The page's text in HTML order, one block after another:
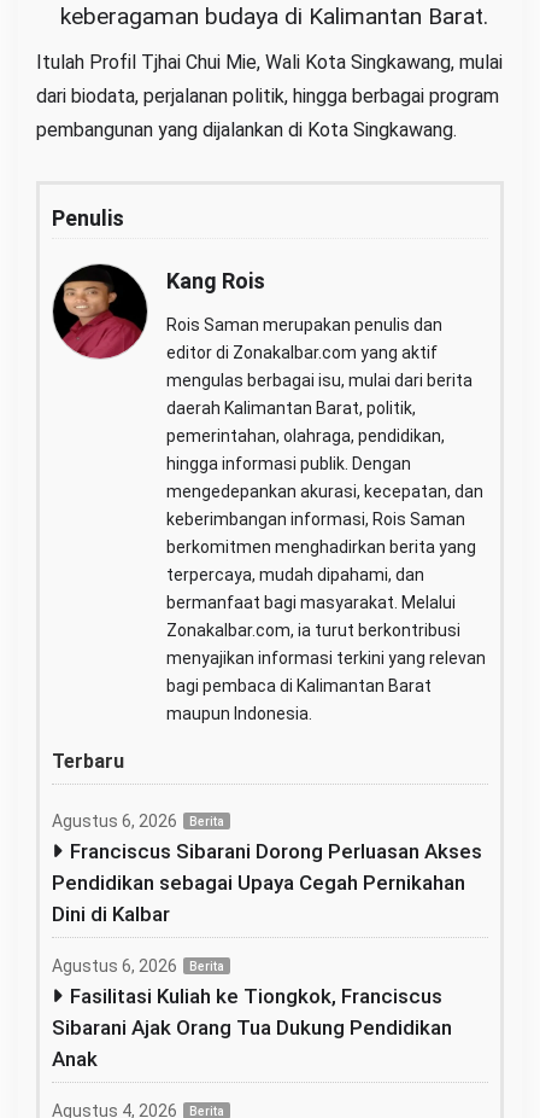
keberagaman budaya di Kalimantan Barat.
Itulah Profil Tjhai Chui Mie, Wali Kota Singkawang, mulai
dari biodata, perjalanan politik, hingga berbagai program
pembangunan yang dijalankan di Kota Singkawang.
Penulis
Kang Rois
Rois Saman merupakan penulis dan
editor di Zonakalbar.com yang aktif
mengulas berbagai isu, mulai dari berita
daerah Kalimantan Barat, politik,
pemerintahan, olahraga, pendidikan,
hingga informasi publik. Dengan
mengedepankan akurasi, kecepatan, dan
keberimbangan informasi, Rois Saman
berkomitmen menghadirkan berita yang
terpercaya, mudah dipahami, dan
bermanfaat bagi masyarakat. Melalui
Zonakalbar.com, ia turut berkontribusi
menyajikan informasi terkini yang relevan
bagi pembaca di Kalimantan Barat
maupun Indonesia.
Terbaru
Agustus 6, 2026 Berita
Franciscus Sibarani Dorong Perluasan Akses
Pendidikan sebagai Upaya Cegah Pernikahan
Dini di Kalbar
Agustus 6, 2026 Berita
Fasilitasi Kuliah ke Tiongkok, Franciscus
Sibarani Ajak Orang Tua Dukung Pendidikan
Anak
Agustus 4, 2026 Berita